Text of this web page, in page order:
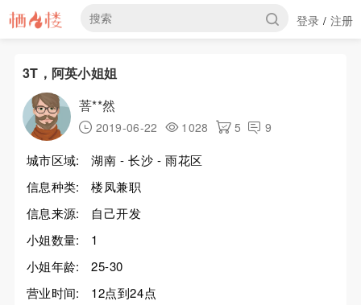
登录 / 注册
3T，阿英小姐姐
菩**然
2019-06-22 1028 5 9
城市区域:
湖南 - 长沙 - 雨花区
信息种类:
楼凤兼职
信息来源:
自己开发
小姐数量:
1
小姐年龄:
25-30
营业时间:
12点到24点